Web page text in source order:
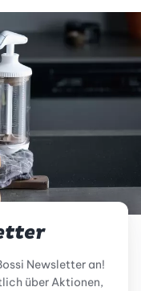
Newsletter an!
über Aktionen,